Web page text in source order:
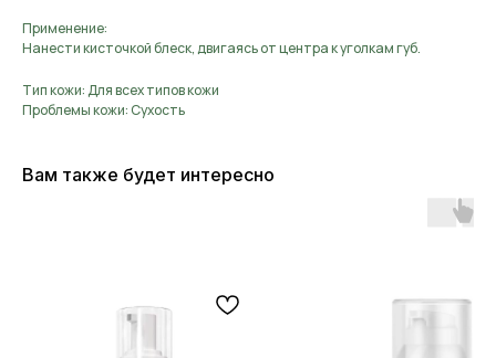
Применение:
Нанести кисточкой блеск, двигаясь от центра к уголкам губ.
Тип кожи: Для всех типов кожи
Проблемы кожи: Сухость
Вам также будет интересно